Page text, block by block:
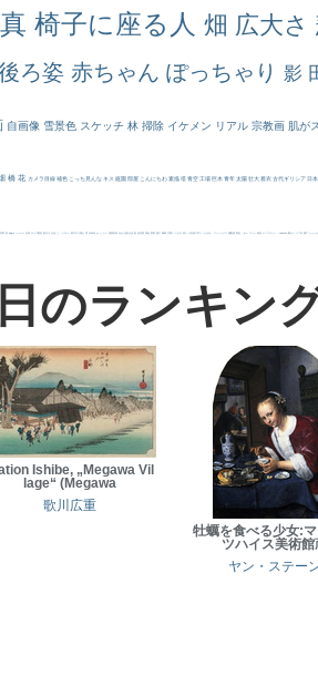
椅子に座る人 畑 広大さ
ろ姿 赤ちゃん ぽっちゃり 影
自画像 雪景色 スケッチ 林 掃除 イケメン リアル 宗教画 肌が
橋 花 カメラ目線 補色 こっち見んな キス 庭園 部屋 こんにちわ 素描 塔 青空 工場 巨木 青年 太陽 壮大 着衣 古代ギリシア 日
芳翠 麦 alciato ハーレム 女神 ローマ教皇 奥行き 火起こし シスター 東方の三博士 114514 かっこいい 受胎告知 天から覗き込む顔 設計図 挿絵 群衆 親子 裸婦 可愛い ピサロ ＃名画で学ぶ「たるみ」 ニーソックス 躍動感 黄色 こわい コート 畦道 レンブラント・ sekkusu 暖かい バブみ 靴下 ショッ
のランキン
Ishibe, „Megawa Vil
lage“ (Megawa
歌川広重
牡蠣を食べる少女:
ツハイス美術館
ヤン・ステー